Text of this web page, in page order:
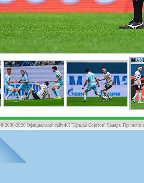
© 2000-2026 Официальный сайт ФК "Крылья Советов" Самара. При